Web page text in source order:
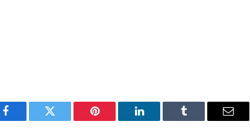
Facebook Twitter Pinterest LinkedIn Tumblr Email